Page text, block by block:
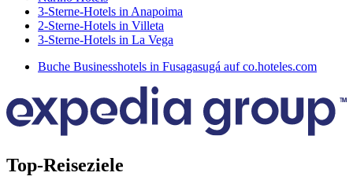
3-Sterne-Hotels in Anapoima
2-Sterne-Hotels in Villeta
3-Sterne-Hotels in La Vega
Buche Businesshotels in Fusagasugá auf co.hoteles.com
Top-Reiseziele